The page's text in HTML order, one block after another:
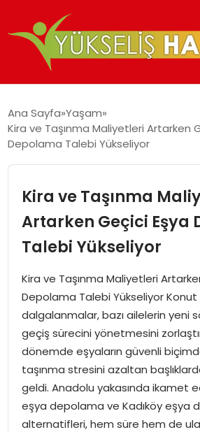
MALIYETLERINI AZALTIYOR’
Ana Sayfa Yaşam
Kira ve Taşınma Maliyetleri Artarken
Depolama Talebi Yükseliyor
Kira ve Taşınma
Artarken Geçici Eşya
Talebi Yükseliyor
Kira ve Taşınma Maliyetleri
Depolama Talebi Yükseliyor Konut
dalgalanmalar, bazı ailelerin yeni
geçiş sürecini yönetmesini
dönemde eşyaların güvenli
taşınma stresini azaltan
geldi. Anadolu yakasında ikamet
eşya depolama ve Kadıköy eşya
alternatifleri, hem süre hem de